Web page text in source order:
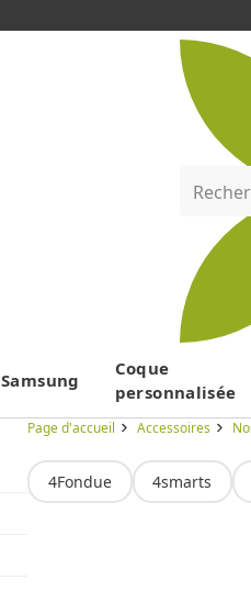
Samsung
Coque
personnalisée
Page d'accueil Accessoires
4Fondue 4smarts